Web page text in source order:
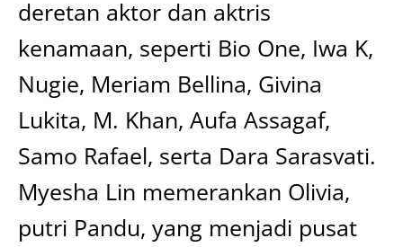
deretan aktor dan aktris
kenamaan, seperti Bio One, Iwa K,
Nugie, Meriam Bellina, Givina
Lukita, M. Khan, Aufa Assagaf,
Samo Rafael, serta Dara Sarasvati.
Myesha Lin memerankan Olivia,
putri Pandu, yang menjadi pusat